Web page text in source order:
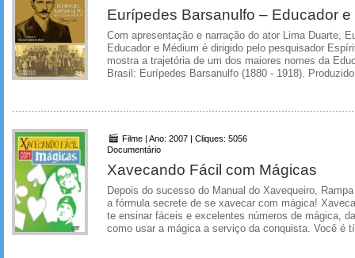
Eurípedes Barsanulfo – Educador e
Com apresentação e narração do ator Lima Duarte,
Educador e Médium é dirigido pelo pesquisador
mostra a trajetória de um dos maiores nomes da
Brasil: Eurípedes Barsanulfo (1880 - 1918).
Filme | Ano: 2007 | Cliques: 5056
Documentário
Xavecando Fácil com Mágicas
Depois do sucesso do Manual do Xavequeiro,
a fórmula secrete de se xavecar com mágica!
te ensinar fáceis e excelentes números de mágica,
como usar a mágica a serviço da conquista. Você é